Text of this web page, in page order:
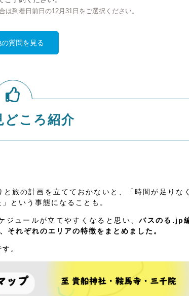
到着日前日の12月31日をご選択ください。
の質問を見る
どころ紹介
旅の計画を立てておかないと、「時間が足りな
という事態になることも。
ジュールが立てやすくなると思い、バスのる.jp
それぞれのエリアの特徴をまとめました。
。